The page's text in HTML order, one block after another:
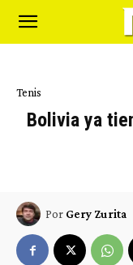
Tenis
Bolivia ya
Por Gery Zurita